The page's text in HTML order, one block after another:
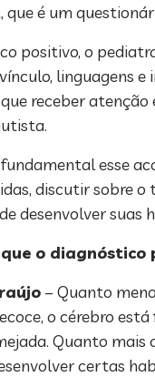
é um
positivo, o
linguagens
receber atenção
esse
discutir sobre
desenvolver
o diagnóstico
– Quanto
o cérebro
Quanto mais
certas